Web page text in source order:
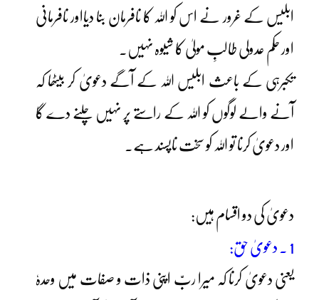
ابلیس کے غرور نے اس کو اللہ کا نافرمان بنا دیااور نافرمانی
اور حکم عدولی طالبِ مولیٰ کا شیوہ نہیں۔
تکبرہی کے باعث ابلیس اللہ کے آگے دعویٰ کر بیٹھا کہ
آنے والے لوگوں کو اللہ کے راستے پر نہیں چلنے دے گا
اور دعویٰ کرنا تو اللہ کو سخت ناپسند ہے۔
دعویٰ کی دو اقسام ہیں:
1 ۔ دعویٰ حق:
یعنی دعویٰ کرنا کہ میرا ربّ اپنی ذات و صفات میں وحدہٗ